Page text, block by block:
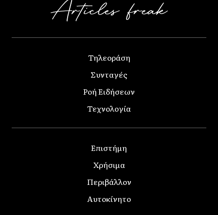
Τηλεοράση
Συνταγές
Ροή Ειδήσεων
Τεχνολογία
Επιστήμη
Χρήσιμα
Περιβάλλον
Αυτοκίνητο